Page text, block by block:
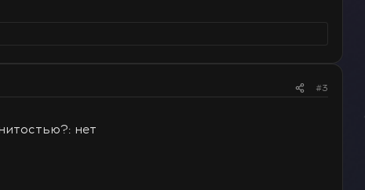
#3
нет